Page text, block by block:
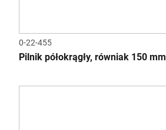
0-22-455
Pilnik półokrągły, równiak 150 mm